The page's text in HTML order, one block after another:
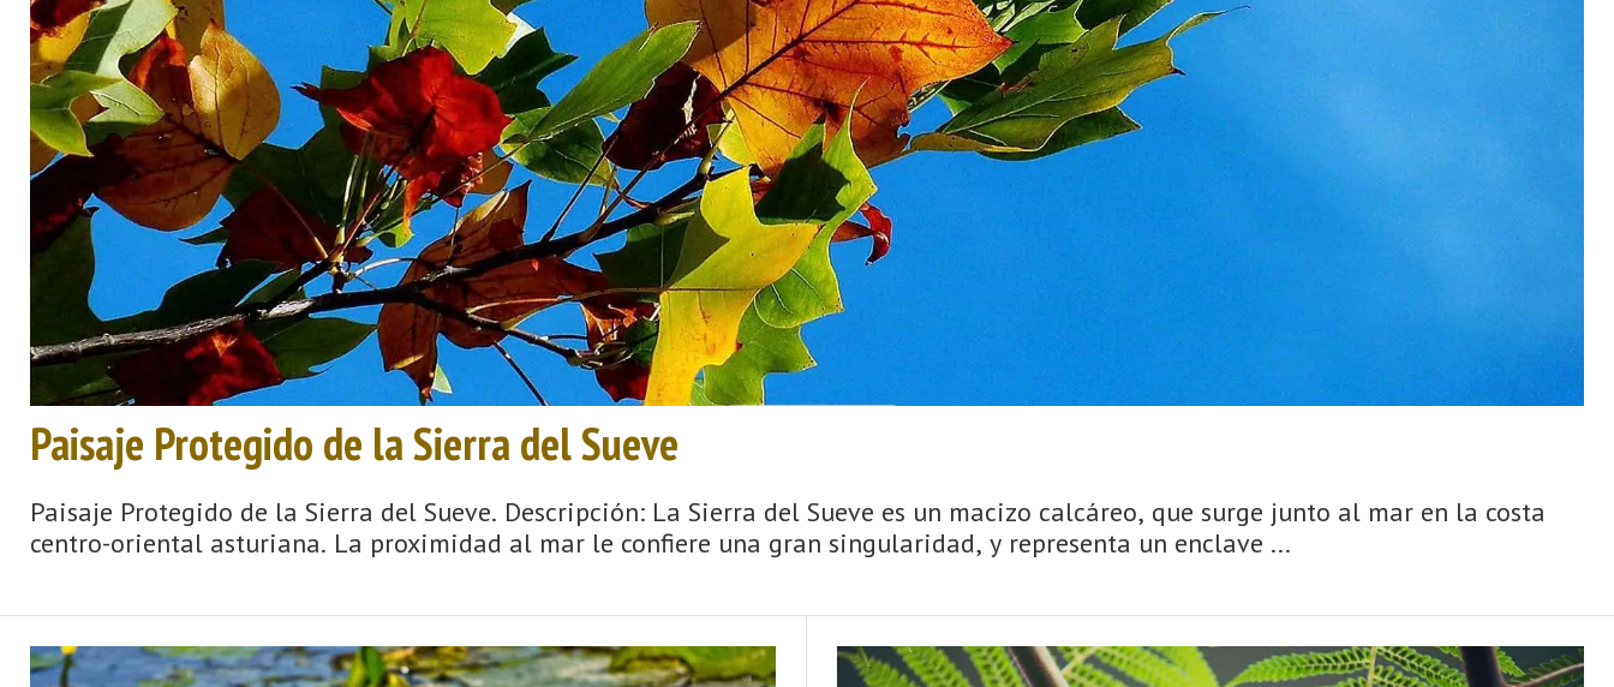
Paisaje Protegido de la Sierra del Sueve
Paisaje Protegido de la Sierra del Sueve. Descripción: La Sierra del Sueve es un macizo calcáreo, que surge junto al mar en la costa
centro-oriental asturiana. La proximidad al mar le confiere una gran singularidad, y representa un enclave ...